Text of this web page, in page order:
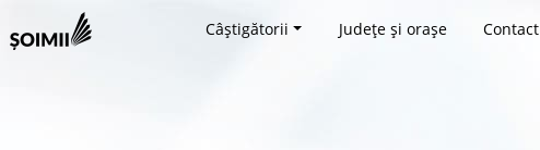
Câștigătorii Județe și orașe Contact